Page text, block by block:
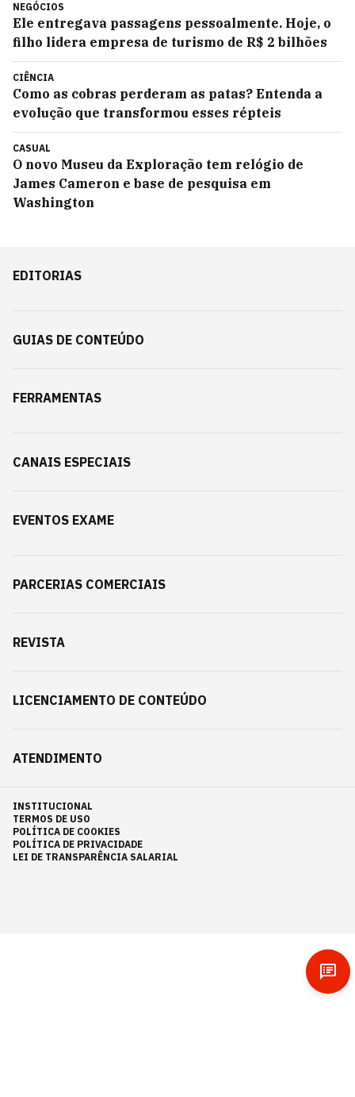
NEGÓCIOS
Ele entregava passagens pessoalmente. Hoje, o
filho lidera empresa de turismo de R$ 2 bilhões
CIÊNCIA
Como as cobras perderam as patas? Entenda a
evolução que transformou esses répteis
CASUAL
O novo Museu da Exploração tem relógio de
James Cameron e base de pesquisa em
Washington
EDITORIAS
GUIAS DE CONTEÚDO
FERRAMENTAS
CANAIS ESPECIAIS
EVENTOS EXAME
PARCERIAS COMERCIAIS
REVISTA
LICENCIAMENTO DE CONTEÚDO
ATENDIMENTO
INSTITUCIONAL
TERMOS DE USO
POLÍTICA DE COOKIES
POLÍTICA DE PRIVACIDADE
LEI DE TRANSPARÊNCIA SALARIAL